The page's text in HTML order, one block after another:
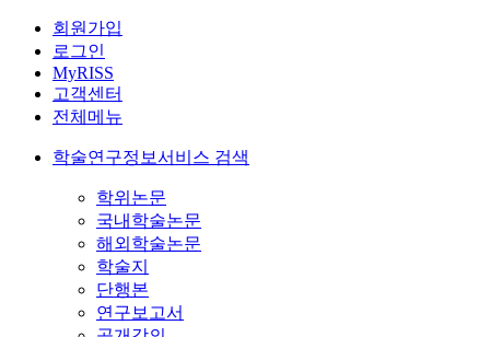
회원가입
로그인
MyRISS
고객센터
전체메뉴
학술연구정보서비스 검색
학위논문
국내학술논문
해외학술논문
학술지
단행본
연구보고서